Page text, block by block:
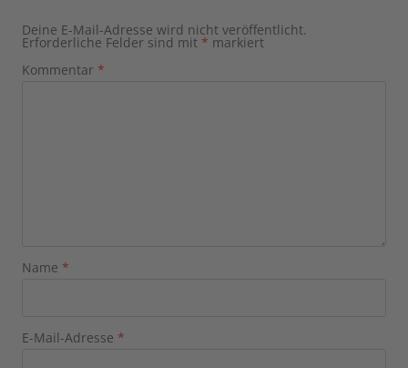
Deine E-Mail-Adresse wird nicht veröffentlicht.
Erforderliche Felder sind mit * markiert
Kommentar *
Name *
E-Mail-Adresse *